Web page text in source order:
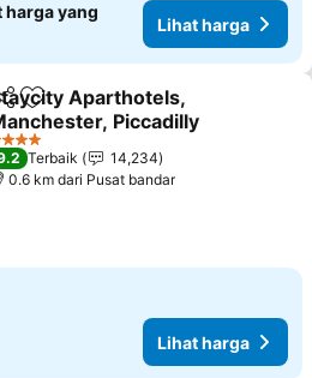
yang
Lihat harga
Tambah ke favorit
Aparthotels,
Piccadilly
harga
Terbaik
14,234
0.6 km dari Pusat bandar
Lihat harga